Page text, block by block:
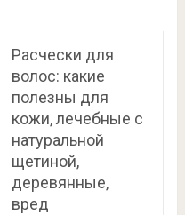
Расчески для
волос: какие
полезны для
кожи, лечебные с
натуральной
щетиной,
деревянные,
вред